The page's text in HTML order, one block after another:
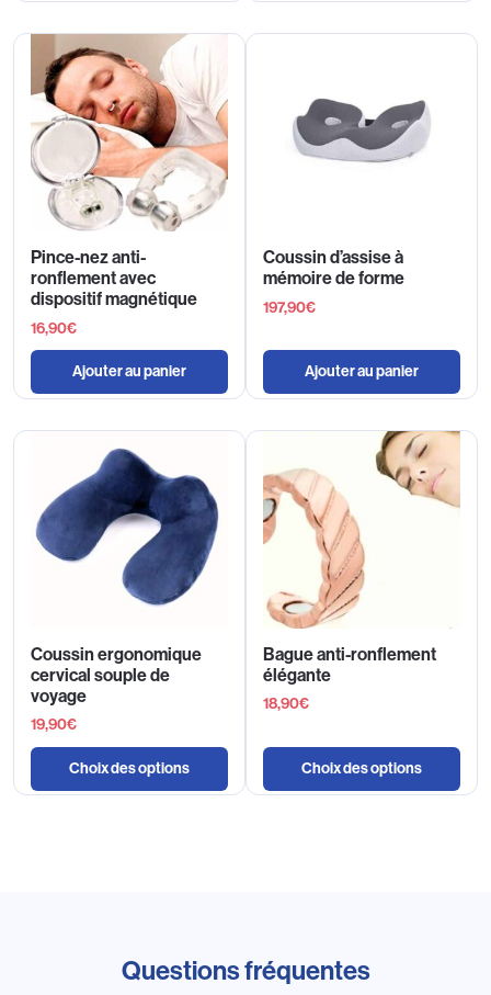
Pince-nez anti-
ronflement avec
dispositif magnétique
16,90€
Ajouter au panier
Coussin d’assise à
mémoire de forme
197,90€
Ajouter au panier
Coussin ergonomique
cervical souple de
voyage
19,90€
Choix des options
Bague anti-ronflement
élégante
18,90€
Choix des options
Questions fréquentes